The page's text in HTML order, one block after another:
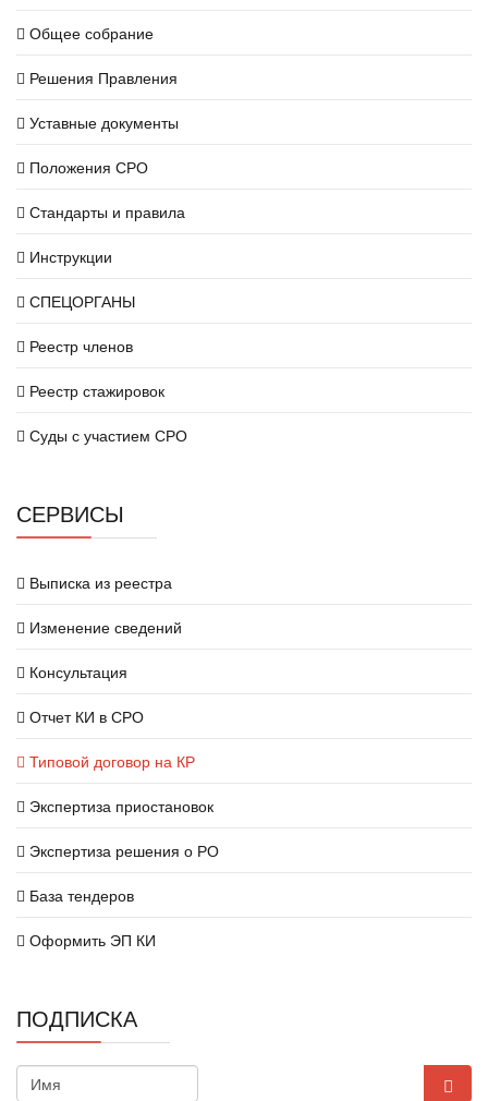
Общее собрание
Решения Правления
Уставные документы
Положения СРО
Стандарты и правила
Инструкции
СПЕЦОРГАНЫ
Реестр членов
Реестр стажировок
Суды с участием СРО
СЕРВИСЫ
Выписка из реестра
Изменение сведений
Консультация
Отчет КИ в СРО
Типовой договор на КР
Экспертиза приостановок
Экспертиза решения о РО
База тендеров
Оформить ЭП КИ
ПОДПИСКА